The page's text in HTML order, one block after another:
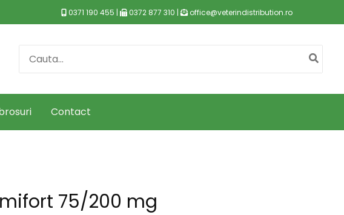
0371 190 455 | 0372 877 310 | office@veterindistribution.ro
Search
Contact
75/200 mg